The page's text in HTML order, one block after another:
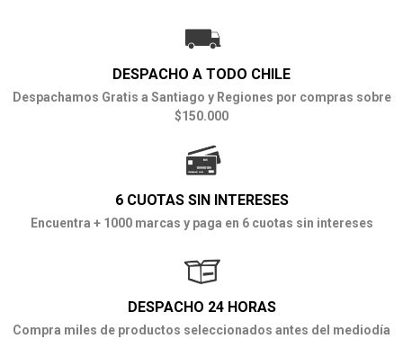
DESPACHO A TODO CHILE
Despachamos Gratis a Santiago y Regiones por compras sobre
$150.000
6 CUOTAS SIN INTERESES
Encuentra + 1000 marcas y paga en 6 cuotas sin intereses
DESPACHO 24 HORAS
Compra miles de productos seleccionados antes del mediodía